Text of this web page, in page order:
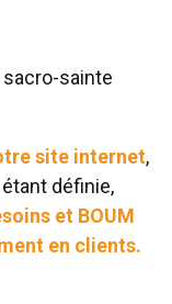
sainte
site internet,
définie,
et BOUM
en clients.